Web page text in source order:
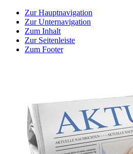
Zur Hauptnavigation
Zur Unternavigation
Zum Inhalt
Zur Seitenleiste
Zum Footer